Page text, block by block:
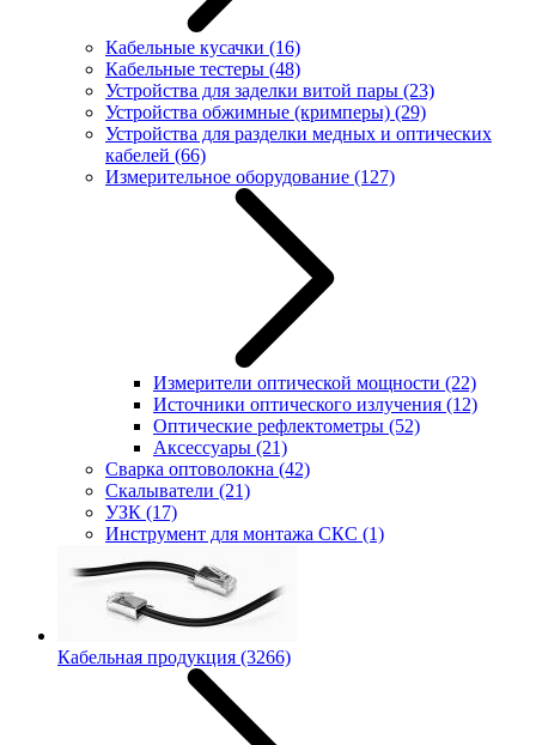
Кабельные кусачки (16)
Кабельные тестеры (48)
Устройства для заделки витой пары (23)
Устройства обжимные (кримперы) (29)
Устройства для разделки медных и оптических
кабелей (66)
Измерительное оборудование (127)
Измерители оптической мощности (22)
Источники оптического излучения (12)
Оптические рефлектометры (52)
Аксессуары (21)
Сварка оптоволокна (42)
Скалыватели (21)
УЗК (17)
Инструмент для монтажа СКС (1)
Кабельная продукция (3266)